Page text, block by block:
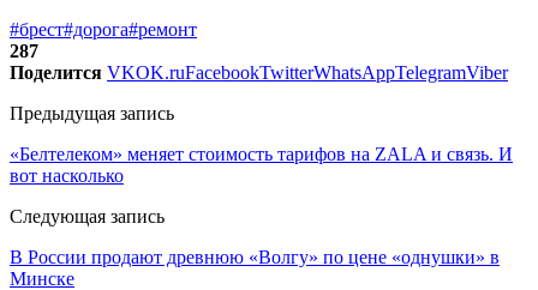
#брест#дорога#ремонт
287
Поделится VKOK.ruFacebookTwitterWhatsAppTelegramViber
Предыдущая запись
«Белтелеком» меняет стоимость тарифов на ZALA и связь. И
вот насколько
Следующая запись
В России продают древнюю «Волгу» по цене «однушки» в
Минске